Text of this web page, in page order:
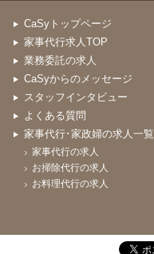
CaSyトップページ
家事代行求人TOP
業務委託の求人
CaSyからのメッセージ
スタッフインタビュー
よくある質問
家事代行･家政婦の求人一覧
家事代行の求人
お掃除代行の求人
お料理代行の求人